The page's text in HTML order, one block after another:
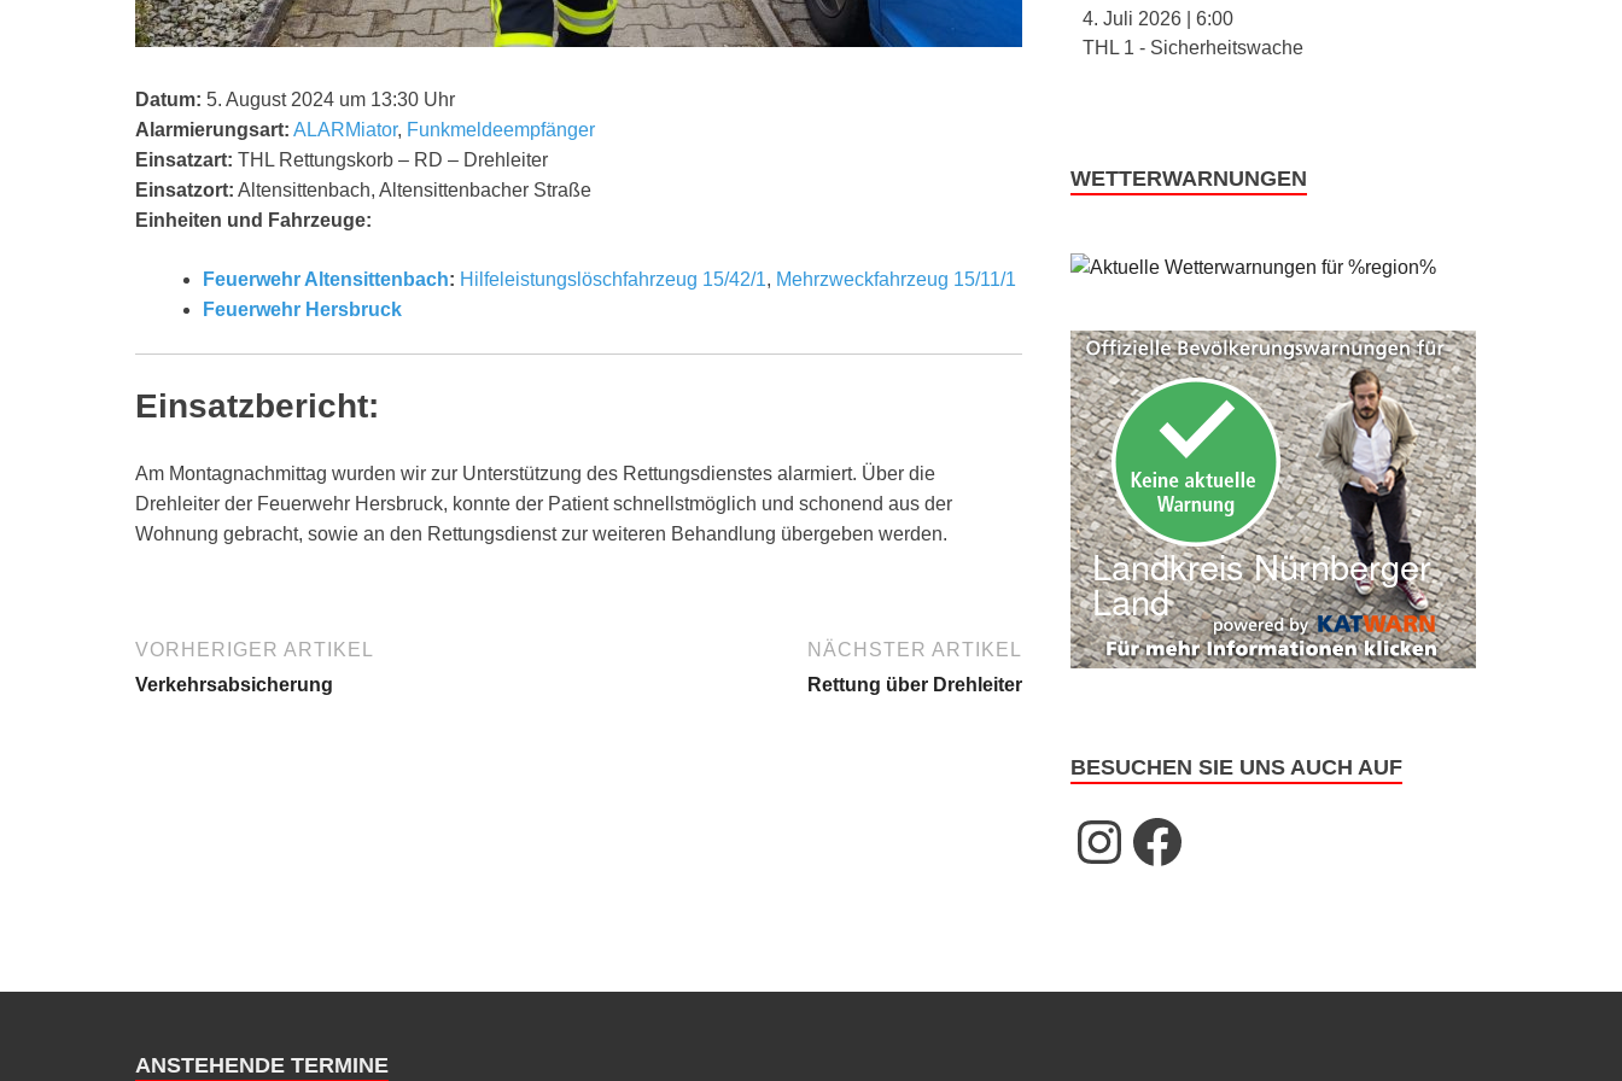
Datum: 5. August 2024 um 13:30 Uhr
Alarmierungsart: ALARMiator, Funkmeldeempfänger
Einsatzart: THL Rettungskorb – RD – Drehleiter
Einsatzort: Altensittenbach, Altensittenbacher Straße
Einheiten und Fahrzeuge:
Feuerwehr Altensittenbach: Hilfeleistungslöschfahrzeug 15/42/1, Mehrzweckfahrzeug 15/11/1
Feuerwehr Hersbruck
Einsatzbericht:
Am Montagnachmittag wurden wir zur Unterstützung des Rettungsdienstes alarmiert. Über die
Drehleiter der Feuerwehr Hersbruck, konnte der Patient schnellstmöglich und schonend aus der
Wohnung gebracht, sowie an den Rettungsdienst zur weiteren Behandlung übergeben werden.
VORHERIGER ARTIKEL
Verkehrsabsicherung
NÄCHSTER ARTIKEL
Rettung über Drehleiter
4. Juli 2026 |6:00
THL 1 - Sicherheitswache
WETTERWARNUNGEN
BESUCHEN SIE UNS AUCH AUF
ANSTEHENDE TERMINE